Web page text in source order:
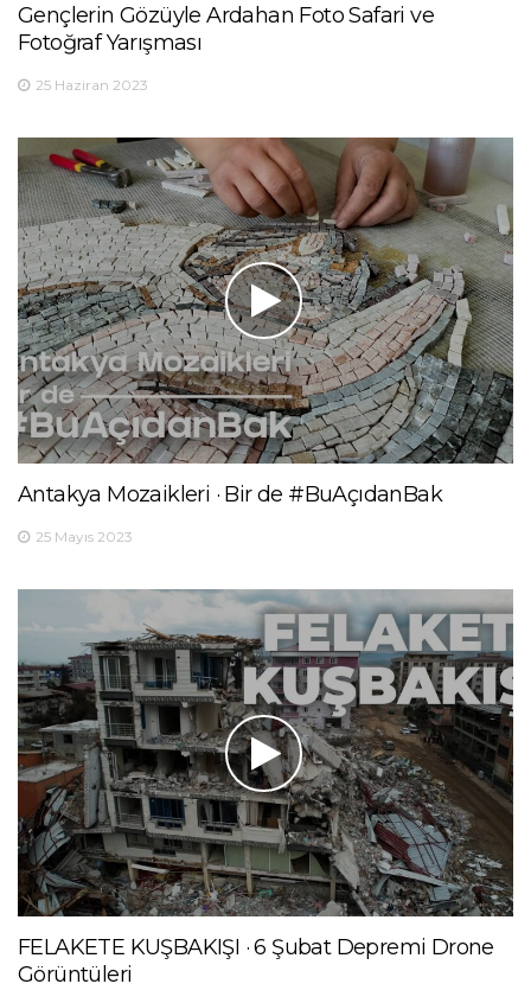
Gençlerin Gözüyle Ardahan Foto Safari ve
Fotoğraf Yarışması
25 Haziran 2023
Antakya Mozaikleri · Bir de #BuAçıdanBak
25 Mayıs 2023
FELAKETE KUŞBAKIŞI · 6 Şubat Depremi Drone
Görüntüleri